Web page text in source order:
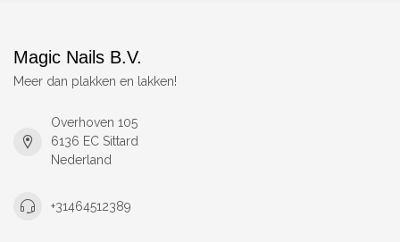
Magic Nails B.V.
Meer dan plakken en lakken!
Overhoven 105
6136 EC Sittard
Nederland
+31464512389